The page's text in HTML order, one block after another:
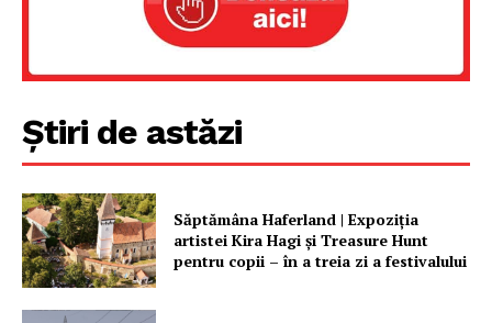
Știri de astăzi
Săptămâna Haferland | Expoziţia
artistei Kira Hagi şi Treasure Hunt
pentru copii – în a treia zi a festivalului